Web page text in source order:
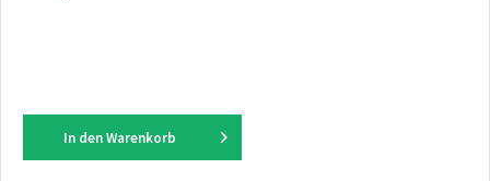
In den Warenkorb